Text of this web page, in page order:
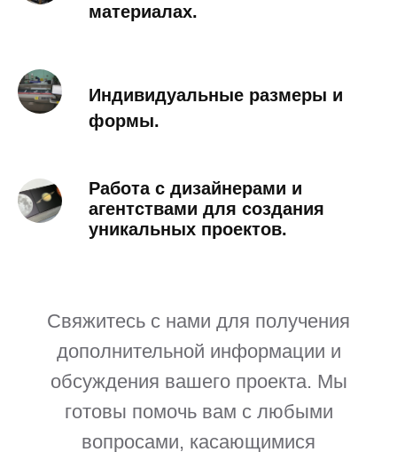
материалах.
Индивидуальные размеры и
формы.
Работа с дизайнерами и
агентствами для создания
уникальных проектов.
Свяжитесь с нами для получения
дополнительной информации и
обсуждения вашего проекта. Мы
готовы помочь вам с любыми
вопросами, касающимися